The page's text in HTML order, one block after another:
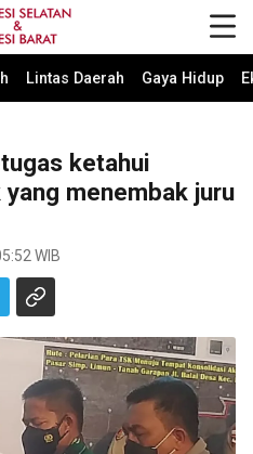
Lintas Daerah Gaya Hidup
ketahui
menembak juru
WIB